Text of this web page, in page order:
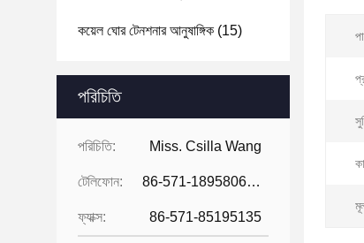
কয়েল ঘোর টেনশনার আনুষাঙ্গিক (15)
পরিচিতি
পরিচিতি: Miss. Csilla Wang
টেলিফোন: 86-571-18958064130
ফ্যাক্স: 86-571-85195135